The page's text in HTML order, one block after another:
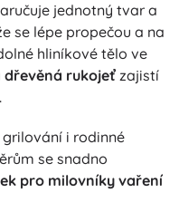
jednotný tvar a
se lépe propečou a na
hliníkové tělo ve
dřevěná rukojeťzajistí
i rodinné
se snadno
pro milovníky vaření